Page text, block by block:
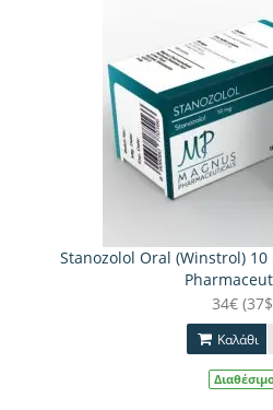
Stanozolol Oral (Winstrol)
34€
Καλάθι